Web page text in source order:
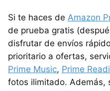
Si te haces de Amazon
de prueba gratis
disfrutar de envíos
prioritario a ofertas,
Prime Music, Prime
fotos ilimitado. Además,